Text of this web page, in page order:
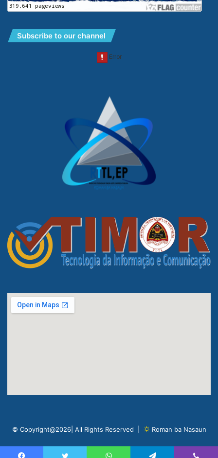
Subscribe to our channel
© Copyright@2026| All Rights Reserved | Roman ba Nasaun